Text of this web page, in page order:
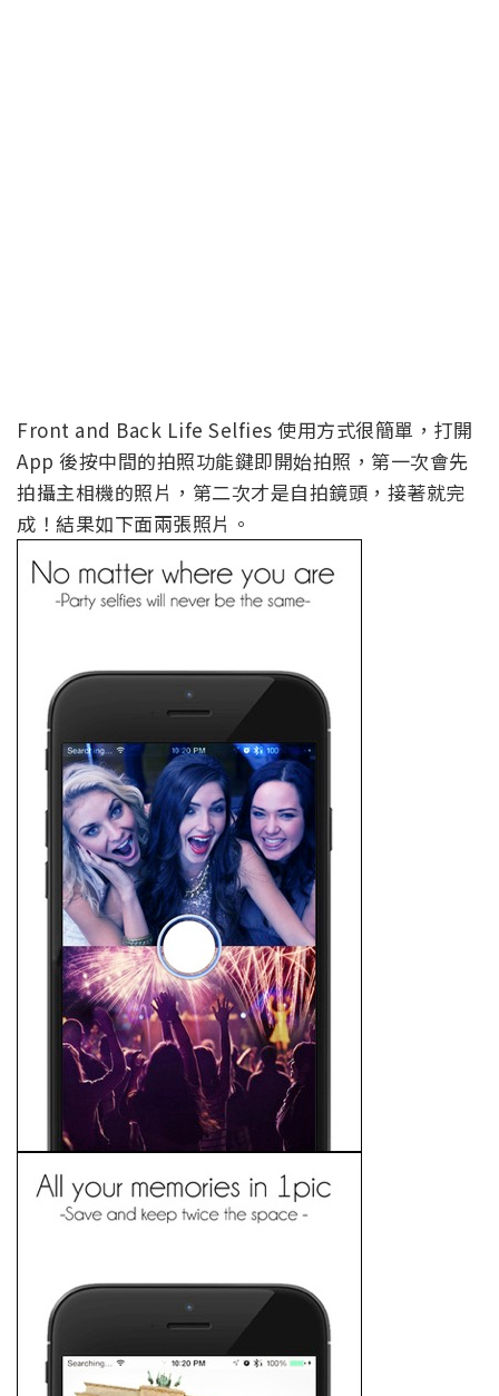
Front and Back Life Selfies 使用方式很簡單，打開
App 後按中間的拍照功能鍵即開始拍照，第一次會先
拍攝主相機的照片，第二次才是自拍鏡頭，接著就完
成！結果如下面兩張照片。